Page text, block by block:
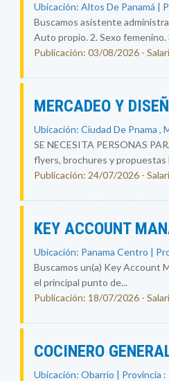
Ubicación: Altos De Panamá |
Buscamos asistente
Auto propio. 2. Sexo femenino.
Publicación: 03/08/2026 -
MERCADEO Y
Ubicación: Ciudad De Pnama ,
SE NECESITA PERSONAS
flyers, brochures y propuestas
Publicación: 24/07/2026 -
KEY ACCOUNT
Ubicación: Panama Centro |
Buscamos un(a) Key Account
el principal punto de...
Publicación: 18/07/2026 -
COCINERO
Ubicación: Obarrio | Provincia :